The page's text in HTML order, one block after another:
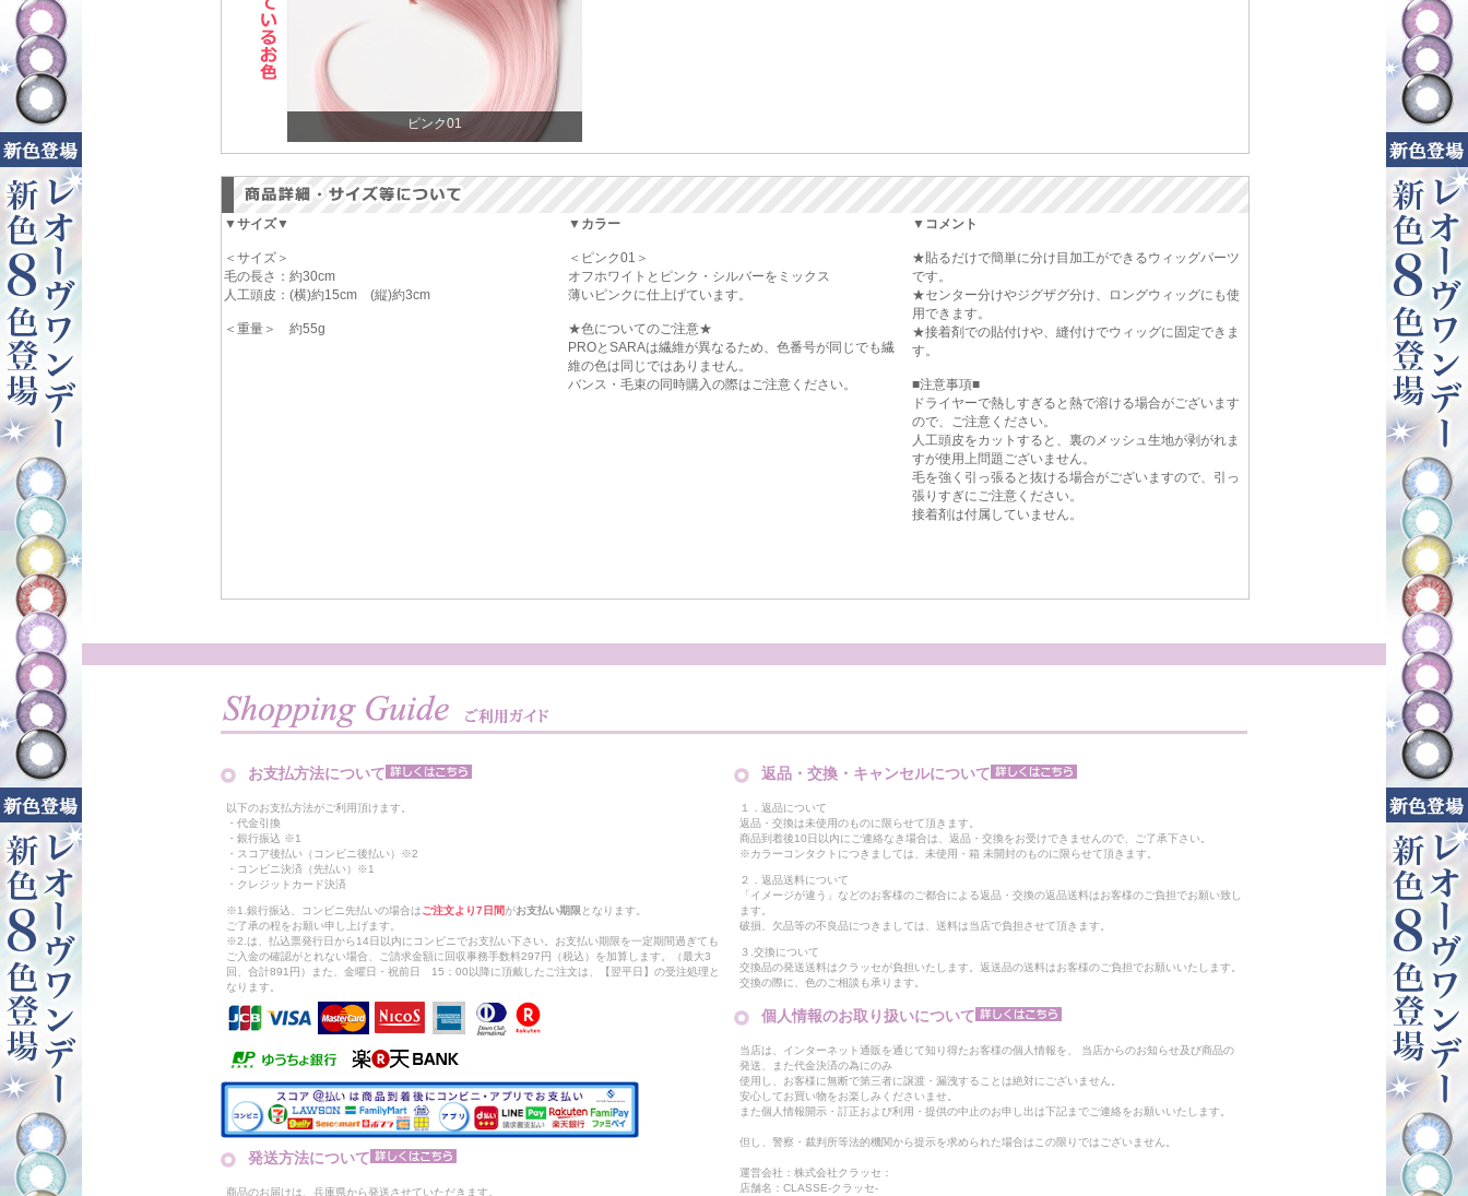
ピンク01
▼サイズ▼
＜サイズ＞
毛の長さ：約30cm
人工頭皮：(横)約15cm (縦)約3cm
＜重量＞ 約55g
▼カラー
＜ピンク01＞
オフホワイトとピンク・シルバーをミックス
薄いピンクに仕上げています。
★色についてのご注意★
PROとSARAは繊維が異なるため、色番号が同じでも繊
維の色は同じではありません。
バンス・毛束の同時購入の際はご注意ください。
▼コメント
★貼るだけで簡単に分け目加工ができるウィッグパーツ
です。
★センター分けやジグザグ分け、ロングウィッグにも使
用できます。
★接着剤での貼付けや、縫付けでウィッグに固定できま
す。
■注意事項■
ドライヤーで熱しすぎると熱で溶ける場合がございます
ので、ご注意ください。
人工頭皮をカットすると、裏のメッシュ生地が剥がれま
すが使用上問題ございません。
毛を強く引っ張ると抜ける場合がございますので、引っ
張りすぎにご注意ください。
接着剤は付属していません。
お支払方法について
以下のお支払方法がご利用頂けます。
・代金引換
・銀行振込 ※1
・スコア後払い（コンビニ後払い）※2
・コンビニ決済（先払い）※1
・クレジットカード決済
※1.銀行振込、コンビニ先払いの場合はご注文より7日間がお支払い期限 となります。
ご了承の程をお願い申し上げます。
※2.は、払込票発行日から14日以内にコンビニでお支払い下さい。お支払い期限を一定期間過ぎても
ご入金の確認がとれない場合、ご請求金額に回収事務手数料297円（税込）を加算します。（最大3
回、合計891円）また、金曜日・祝前日 15：00以降に頂戴したご注文は、【翌平日】の受注処理と
なります。
発送方法について
商品のお届けは、兵庫県から発送させていただきます。
返品・交換・キャンセルについて
１．返品について
返品・交換は未使用のものに限らせて頂きます。
商品到着後10日以内にご連絡なき場合は、返品・交換をお受けできませんので、ご了承下さい。
※カラーコンタクトにつきましては、未使用・箱 未開封のものに限らせて頂きます。
２．返品送料について
「イメージが違う」などのお客様のご都合による返品・交換の返品送料はお客様のご負担でお願い致し
ます。
破損、欠品等の不良品につきましては、送料は当店で負担させて頂きます。
３.交換について
交換品の発送送料はクラッセが負担いたします。返送品の送料はお客様のご負担でお願いいたします。
交換の際に、色のご相談も承ります。
個人情報のお取り扱いについて
当店は、インターネット通販を通じて知り得たお客様の個人情報を、 当店からのお知らせ及び商品の
発送、また代金決済の為にのみ
使用し、お客様に無断で第三者に譲渡・漏洩することは絶対にございません。
安心してお買い物をお楽しみくださいませ。
また個人情報開示・訂正および利用・提供の中止のお申し出は下記までご連絡をお願いいたします。
但し、警察・裁判所等法的機関から提示を求められた場合はこの限りではございません。
運営会社：株式会社クラッセ：
店舗名：CLASSE-クラッセ-